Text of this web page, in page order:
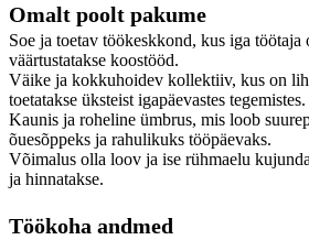
Omalt poolt pakume
Soe ja toetav töökeskkond, kus iga
väärtustatakse koostööd.
Väike ja kokkuhoidev kollektiiv, kus on
toetatakse üksteist igapäevastes tegemistes.
Kaunis ja roheline ümbrus, mis loob
õuesõppeks ja rahulikuks tööpäevaks.
Võimalus olla loov ja ise rühmaelu
ja hinnatakse.
Töökoha andmed